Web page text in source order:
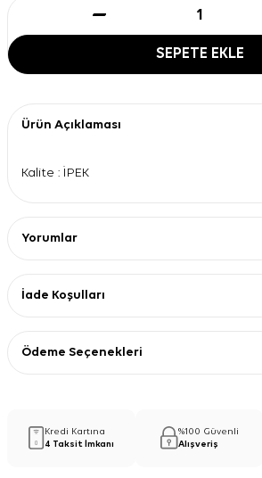
SEPETE EKLE
Ürün Açıklaması
Kalite : İPEK
Yorumlar
İade Koşulları
Ödeme Seçenekleri
Kredi Kartına
4 Taksit İmkanı
%100 Güvenli
Alışveriş